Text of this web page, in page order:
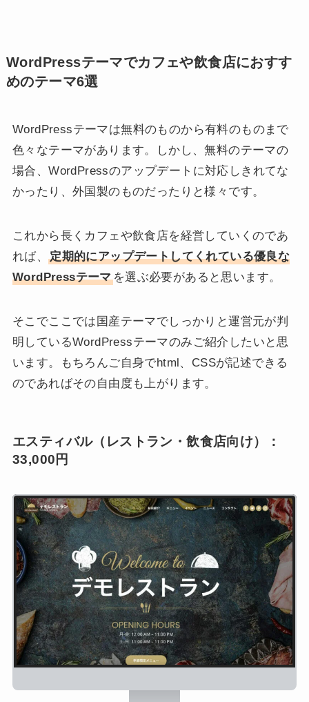
WordPressテーマでカフェや飲食店におすす
めのテーマ6選
WordPressテーマは無料のものから有料のものまで
色々なテーマがあります。しかし、無料のテーマの
場合、WordPressのアップデートに対応しきれてな
かったり、外国製のものだったりと様々です。
これから長くカフェや飲食店を経営していくのであ
れば、定期的にアップデートしてくれている優良な
WordPressテーマを選ぶ必要があると思います。
そこでここでは国産テーマでしっかりと運営元が判
明しているWordPressテーマのみご紹介したいと思
います。もちろんご自身でhtml、CSSが記述できる
のであればその自由度も上がります。
エスティバル（レストラン・飲食店向け）：
33,000円